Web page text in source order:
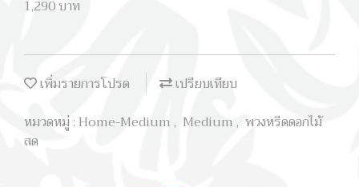
1,290 บาท
เพิ่มรายการโปรด
เปรียบเทียบ
หมวดหมู่ : Home-Medium , Medium, พวงหรีดดอกไม้
สด